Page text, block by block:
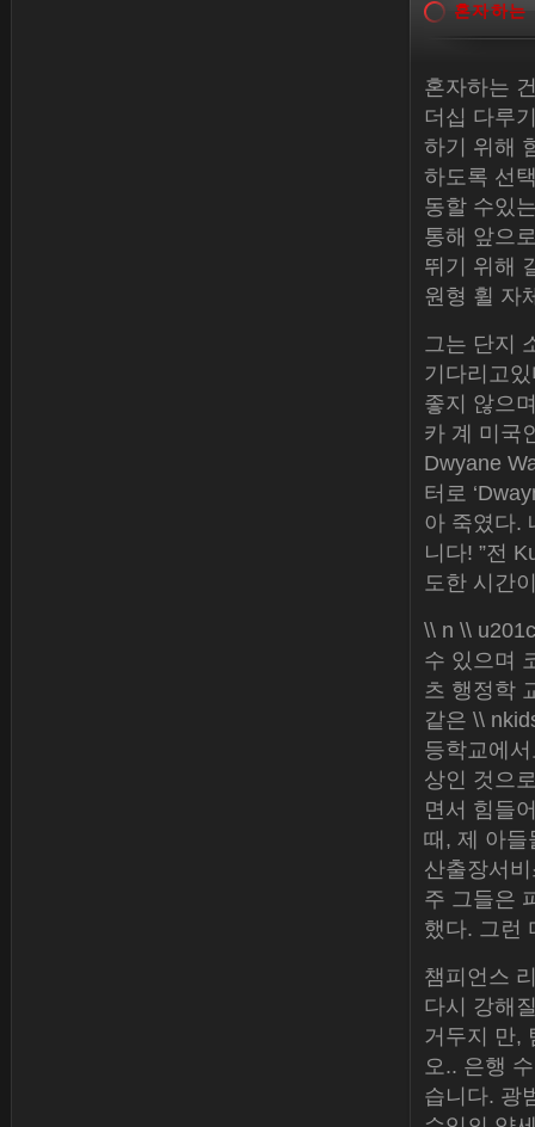
혼자하는
혼자하는
더십 다루
하기 위해
하도록 선
동할 수있
통해 앞으
뛰기 위해
원형 휠 자
그는 단지
기다리고
좋지 않으
카 계 미국
Dwyane
터로
아 죽였다.
니다! ”전
도한 시간
\\ n \\
수 있으며
츠 행정학
같은 \\
등학교에
상인 것으
면서 힘들
때, 제 아들
산출장서
주 그들은
했다. 그런
챔피언스
다시 강해
거두지 만,
오.. 은행
습니다. 광